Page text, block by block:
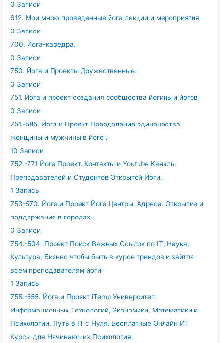
0 Записи
612. Мои мною проведенные йога лекции и мероприятия
0 Записи
700. Йога-кафедра.
0 Записи
750. Йога и Проекты Дружественные.
0 Записи
751. Йога и проект создания сообщества йогинь и йогов
0 Записи
751.-585. Йога и Проект Преодоление одиночества
женщины и мужчины в йоге .
10 Записи
752.-771 Йога Проект. Контакты и Youtube Каналы
Преподавателей и Студентов Открытой Йоги.
1 Запись
753-570. Йога и Проект Йога Центры. Адреса. Открытие и
поддержание в городах.
0 Записи
754.-504. Проект Поиск Важных Ссылок по IT, Наука,
Культура, Бизнес чтобы быть в курсе трендов и хайтпа
всем преподавателям йоги
1 Запись
755.-555. Йога и Проект iTemp Университет.
Информационных Технологий, Экономики, Математики и
Психологии. Путь в IT с Нуля. Бесплатные Онлайн ИТ
Курсы для Начинающих.Психология.